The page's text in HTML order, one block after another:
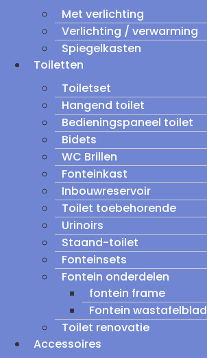
Met verlichting
Verlichting / verwarming
Spiegelkasten
Toiletten
Toiletset
Hangend toilet
Bedieningspaneel toilet
Bidets
WC Brillen
Fonteinkast
Inbouwreservoir
Toilet toebehorende
Urinoirs
Staand-toilet
Fonteinsets
Fontein onderdelen
fontein frame
Fontein wastafelblad
Toilet renovatie
Accessoires